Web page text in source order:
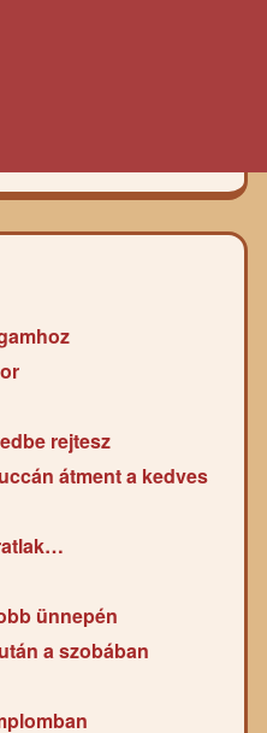
rejtesz
átment a kedves
ünnepén
a szobában